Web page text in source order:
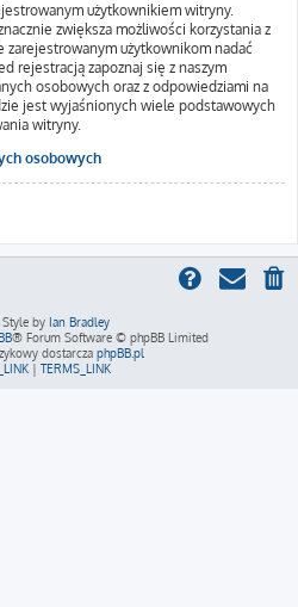
użytkownikiem witryny.
zwiększa możliwości korzystania z
użytkownikom nadać
rejestracją zapoznaj się z naszym
osobowych oraz z odpowiedziami na
jest wyjaśnionych wiele podstawowych
witryny.
osobowych
by Ian Bradley
® Forum Software © phpBB Limited
dostarcza phpBB.pl
| TERMS_LINK